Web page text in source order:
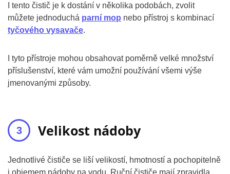
I tento čistič je k dostání v několika podobách, zvolit
můžete jednoduchá parní mop nebo přístroj s kombinací
tyčového vysavače.
I tyto přístroje mohou obsahovat poměrně velké množství
příslušenství, které vám umožní používání všemi výše
jmenovanými způsoby.
Velikost nádoby
Jednotlivé čističe se liší velikostí, hmotností a pochopitelně
i objemem nádoby na vodu. Ruční čističe mají zpravidla